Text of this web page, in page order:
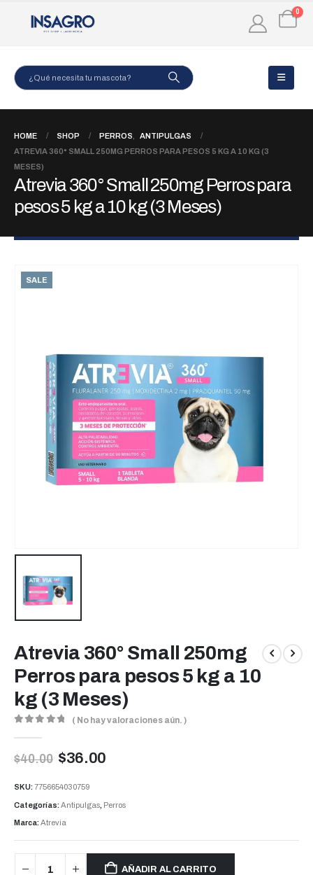
0
HOME SHOP PERROS
ANTIPULGAS
ATREVIA 360° SMALL 250MG PERROS PARA PESOS 5 KG A 10 KG (3
MESES)
Atrevia 360° Small 250mg Perros para
pesos 5 kg a 10 kg (3 Meses)
SALE
Atrevia 360° Small 250mg
Perros para pesos 5 kg a 10
kg (3 Meses)
( No hay valoraciones aún. )
$40.00 $36.00
SKU:7756654030759
Categorías:Antipulgas, Perros
Marca:Atrevia
AÑADIR AL CARRITO